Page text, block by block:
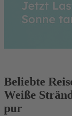
Beliebte
Weiße
pur